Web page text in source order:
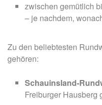
zwischen gemütlich
– je nachdem,
Zu den beliebtesten
gehören:
Schauinsland-
Freiburger Hausberg